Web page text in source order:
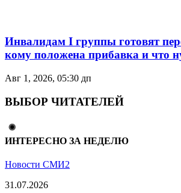
Инвалидам I группы готовят
кому положена прибавка и что
Авг 1, 2026, 05:30 дп
ВЫБОР ЧИТАТЕЛЕЙ
ИНТЕРЕСНО ЗА НЕДЕЛЮ
Новости СМИ2
31.07.2026